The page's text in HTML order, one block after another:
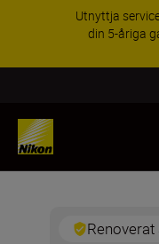
Utnyttja
din 5-åriga
Renoverat